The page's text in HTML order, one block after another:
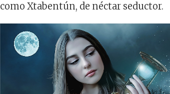
como Xtabentún, de néctar seductor.